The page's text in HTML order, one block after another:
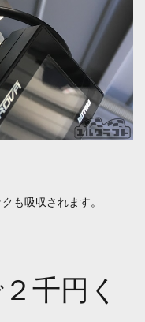
も吸収されます。
千円く